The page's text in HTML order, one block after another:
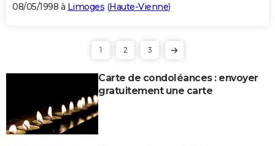
08/05/1998 à Limoges (Haute-Vienne)
1 2 3
Carte de condoléances : envoyer
gratuitement une carte